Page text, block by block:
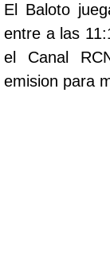
El Baloto
entre a las
el Canal
emision para